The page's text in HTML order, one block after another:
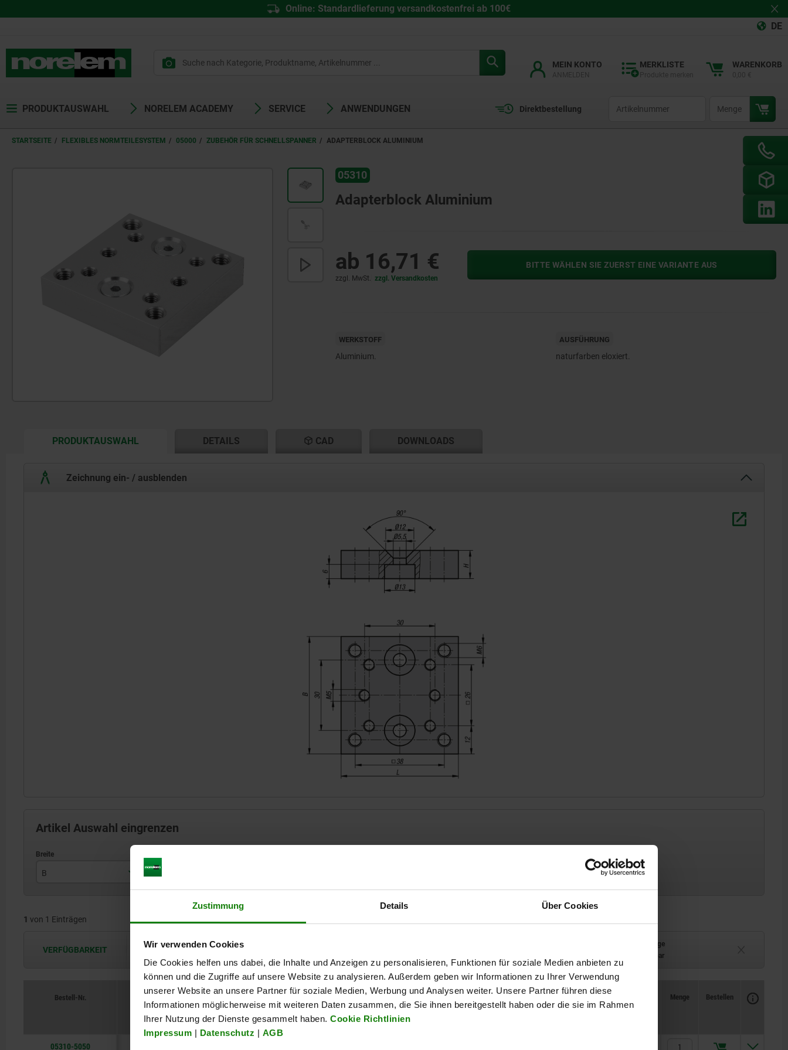
Zustimmung Details Über Cookies
Wir verwenden Cookies
Die Cookies helfen uns dabei, die Inhalte und Anzeigen zu personalisieren, Funktionen für soziale Medien anbieten zu
können und die Zugriffe auf unsere Website zu analysieren. Außerdem geben wir Informationen zu Ihrer Verwendung
unserer Website an unsere Partner für soziale Medien, Werbung und Analysen weiter. Unsere Partner führen diese
Informationen möglicherweise mit weiteren Daten zusammen, die Sie ihnen bereitgestellt haben oder die sie im Rahmen
Ihrer Nutzung der Dienste gesammelt haben. Cookie Richtlinien
Impressum | Datenschutz | AGB
Online: Standardlieferung versandkostenfrei ab 100€
DE
MEIN KONTO MERKLISTE WARENKORB
PRODUKTAUSWAHL NORELEM ACADEMY SERVICE ANWENDUNGEN Direktbestellung
STARTSEITE FLEXIBLES NORMTEILESYSTEM 05000 ZUBEHÖR FÜR SCHNELLSPANNER ADAPTERBLOCK ALUMINIUM
05310
Adapterblock Aluminium
ab 16,71 €
zzgl. MwSt. zzgl. Versandkosten
BITTE WÄHLEN SIE ZUERST EINE VARIANTE AUS
WERKSTOFF
Aluminium.
AUSFÜHRUNG
naturfarben eloxiert.
PRODUKTAUSWAHL DETAILS CAD DOWNLOADS
Zeichnung ein- / ausblenden
Artikel Auswahl eingrenzen
B H
1 von 1 Einträgen
VERFÜGBARKEIT Die Verfügbarkeiten werden in regelmäßigen Abständen mehrmals täglich aktualisiert.
Lieferzeit auf Anfrage
Derzeit nicht lieferbar
Bestell-Nr.
CAD
Verfügbarkeit
Preis
Menge Bestellen
05310-5050